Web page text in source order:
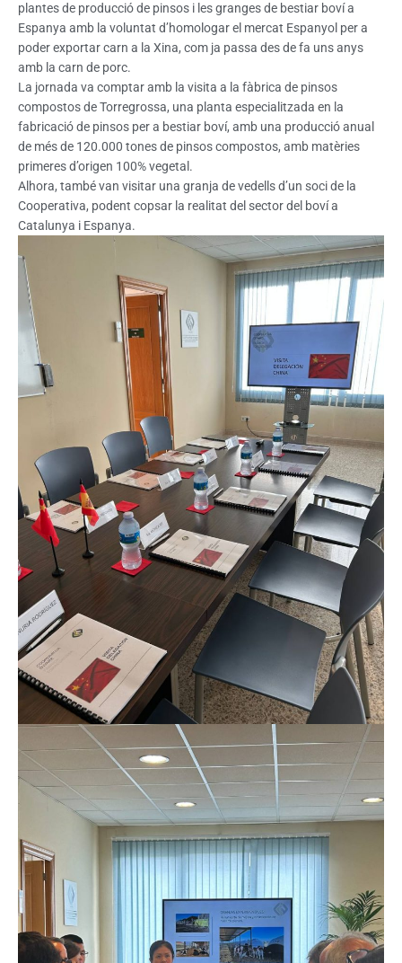
plantes de producció de pinsos i les granges de bestiar boví a
Espanya amb la voluntat d’homologar el mercat Espanyol per a
poder exportar carn a la Xina, com ja passa des de fa uns anys
amb la carn de porc.
La jornada va comptar amb la visita a la fàbrica de pinsos
compostos de Torregrossa, una planta especialitzada en la
fabricació de pinsos per a bestiar boví, amb una producció anual
de més de 120.000 tones de pinsos compostos, amb matèries
primeres d’origen 100% vegetal.
Alhora, també van visitar una granja de vedells d’un soci de la
Cooperativa, podent copsar la realitat del sector del boví a
Catalunya i Espanya.